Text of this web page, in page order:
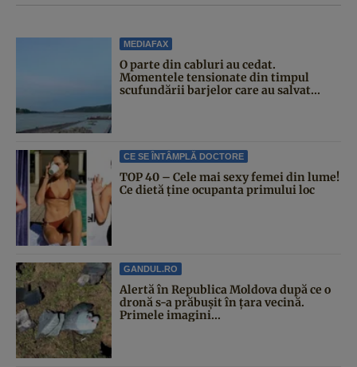
MEDIAFAX
O parte din cabluri au cedat.
Momentele tensionate din timpul
scufundării barjelor care au salvat...
CE SE ÎNTÂMPLĂ DOCTORE
TOP 40 – Cele mai sexy femei din lume!
Ce dietă ține ocupanta primului loc
GANDUL.RO
Alertă în Republica Moldova după ce o
dronă s-a prăbușit în țara vecină.
Primele imagini...